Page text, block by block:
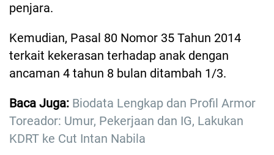
penjara.
Kemudian, Pasal 80 Nomor 35 Tahun 2014
terkait kekerasan terhadap anak dengan
ancaman 4 tahun 8 bulan ditambah 1/3.
Baca Juga: Biodata Lengkap dan Profil Armor
Toreador: Umur, Pekerjaan dan IG, Lakukan
KDRT ke Cut Intan Nabila